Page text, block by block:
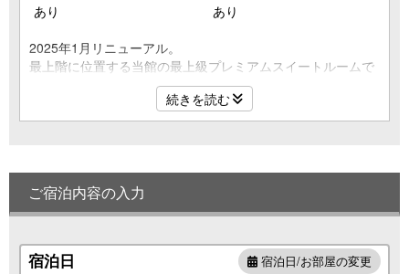
あり
あり
2025年1月リニューアル。
最上階に位置する当館の最上級プレミアムスイートルームで
75平米の客室には、カッシーナ・イクスシー社製のソファを
贅沢に配したリビングテラスに、
浴室は有馬温泉でも珍しい、金泉と銀泉の2種類の温泉をそ
れぞれたっぷりと注ぎ、夜通しいつでもお楽しみいただけま
す。
ションで、贅沢な時間をお楽しみください。
続きを読む
ご宿泊内容の入力
宿泊日 宿泊日/お部屋の変更